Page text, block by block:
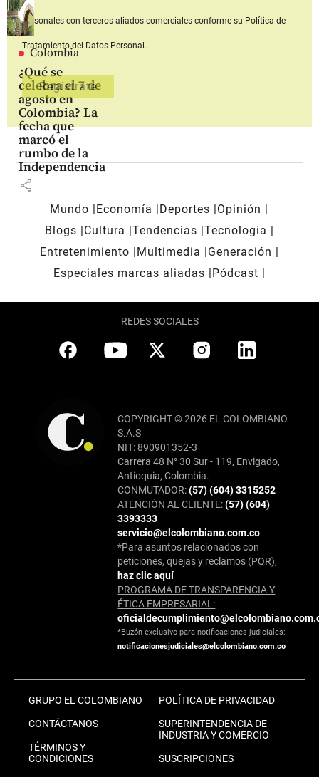
Colombia
¿Qué se
celebra el 7 de
agosto en
Colombia? La
fecha que
marcó el
rumbo de la
Independencia
share
personales con terceros aliados comerciales conforme su Política de
Tratamiento del Datos Personal.
Mundo Economía Deportes
Opinión
Blogs
Cultura Tendencias Tecnología
Entretenimiento
Multimedia
Generación
Especiales marcas aliadas
Pódcast
REDES SOCIALES
COPYRIGHT © 2026 EL COLOMBIANO
S.A.S
NIT: 890901352-3
Carrera 48 N° 30 Sur - 119, Envigado,
Antioquia, Colombia.
CONMUTADOR:(57) (604) 3315252
ATENCIÓN AL CLIENTE:(57) (604)
3393333
servicio@elcolombiano.com.co
*Para asuntos relacionados con
peticiones, quejas y reclamos (PQR),
haz clic aquí
PROGRAMA DE TRANSPARENCIA Y
ÉTICA EMPRESARIAL:
*Buzón exclusivo para notificaciones judiciales:
notificacionesjudiciales@elcolombiano.com.co
GRUPO EL COLOMBIANO
CONTÁCTANOS
TÉRMINOS Y
CONDICIONES
POLÍTICA DE PRIVACIDAD
SUPERINTENDENCIA DE
INDUSTRIA Y COMERCIO
SUSCRIPCIONES